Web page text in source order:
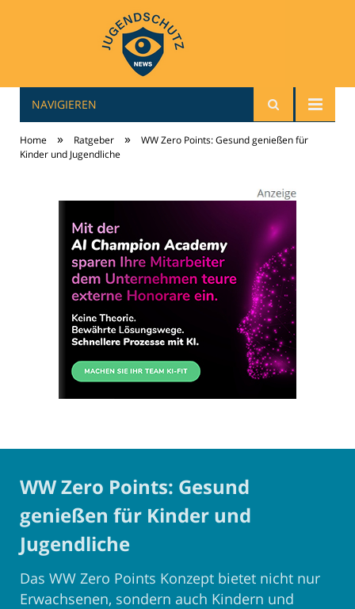
jugendschutz-news.de
NAVIGIEREN
Home » Ratgeber »
WW Zero Points: Gesund genießen für
Kinder und Jugendliche
WW Zero Points: Gesund
genießen für Kinder und
Jugendliche
Das WW Zero Points Konzept bietet nicht nur
Erwachsenen, sondern auch Kindern und